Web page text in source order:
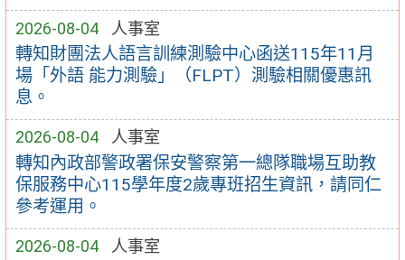
2026-08-04 人事室
轉知財團法人語言訓練測驗中心函送115年11月
場「外語 能力測驗」（FLPT）測驗相關優惠訊
息。
2026-08-04 人事室
轉知內政部警政署保安警察第一總隊職場互助教
保服務中心115學年度2歲專班招生資訊，請同仁
參考運用。
2026-08-04 人事室